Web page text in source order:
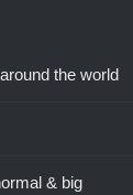
the world
& big